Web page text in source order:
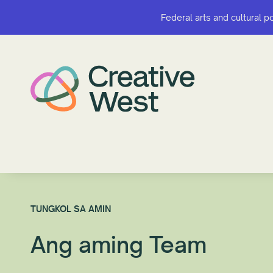
Federal arts and cultural
Federal arts and cultural
TUNGKOL SA AMIN
Ang aming Team